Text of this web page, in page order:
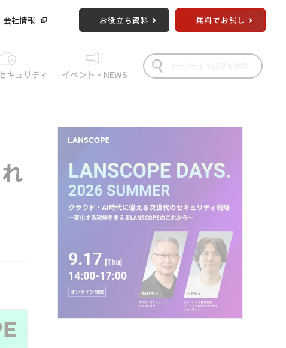
会社情報 お役立ち資料 無料でお試し
キュリティ イベント・NEWS